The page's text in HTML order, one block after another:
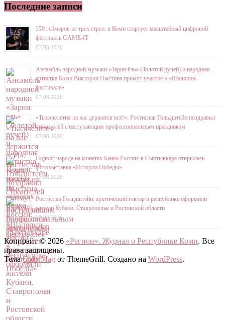
Последние записи
350 геймеров из трёх стран: в Коми стартует масштабный цифровой
фестиваль GAME-IT
07.08.2026
Ансамбль народной музыки «Зарни ёль» (Золотой ручей) и народная
артистка Коми Виктория Пыстина примут участие в «Шаляпин-
фестивале»
07.08.2026
«Тысячелетия на вас держится всё!»: Ростислав Гольдштейн поздравил
строителей с наступающим профессиональным праздником
07.08.2026
Подвиг народа на монетах Банка России: в Сыктывкаре открылась
фотовыставка «Истории Победы»
07.08.2026
Ростислав Гольдштейн: арктический гектар в республике оформили
жители Кубани, Ставрополья и Ростовской области
07.08.2026
Копирайт © 2026 «Регион». Журнал о Республике Коми. Все
права защищены.
ТемаColorMag от ThemeGrill. Создано на WordPress.